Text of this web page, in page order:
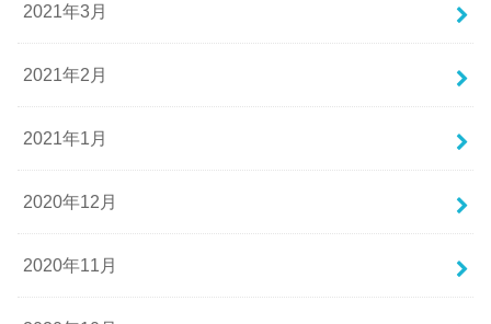
2021年3月
2021年2月
2021年1月
2020年12月
2020年11月